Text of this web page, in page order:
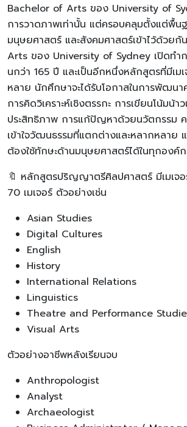
Bachelor of Arts ของ University of
การวาดภาพเท่านั้น แต่ครอบคลุมตั้งแต่พื้น
มนุษยศาสตร์ และสังคมศาสตร์เข้าไว้ด้วย
Arts ของ University of Sydney เปิดทำ
นกว่า 165 ปี และเป็นอีกหนึ่งหลักสูตรที่มีเม
หลาย นักศึกษาจะได้รับโอกาสในการพัฒนา
การคิดวิเคราะห์เชิงตรรกะ การเขียนโน้มน้า
ประสิทธิภาพ การแก้ปัญหาด้วยนวัตกรรม ค
เข้าใจวัฒนธรรมที่แตกต่างและหลากหลาย
ต้องใช้ทักษะด้านมนุษยศาสตร์ได้ในทุกองค์
🔖 หลักสูตรปริญญาตรีศิลปศาสตร์ มีเมเจอ
70 เมเจอร์ ตัวอย่างเช่น
Asian Studies
Digital Cultures
English
History
International Relations
Linguistics
Theatre and Performance
Visual Arts
ตัวอย่างอาชีพหลังเรียนจบ
Anthropologist
Analyst
Archaeologist